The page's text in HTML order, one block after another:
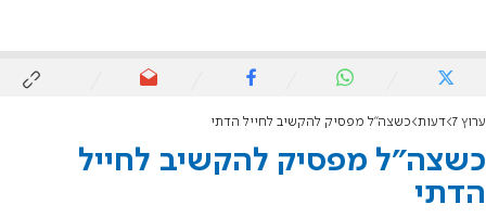
ערוץ 7 דעות כשצה"ל מפסיק להקשיב לחייל הדתי
כשצה"ל מפסיק להקשיב לחייל
הדתי